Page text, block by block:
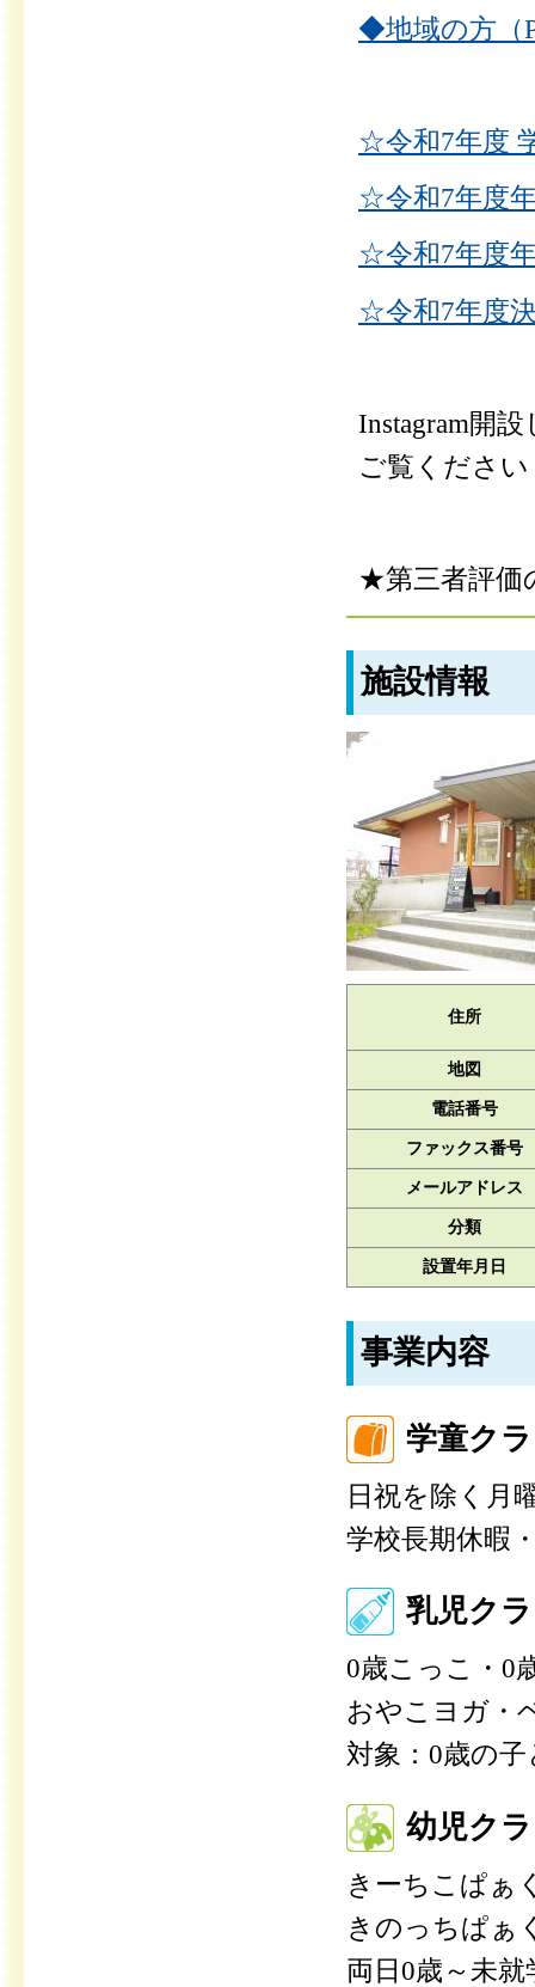
◆地域の方（
☆令和7年度
☆令和7年度
☆令和7年度
☆令和7年度
Instagram開
ご覧ください
★第三者評価
施設情報
住所
地図
電話番号
ファックス番号
メールアドレス
分類
設置年月日
事業内容
学童ク
日祝を除く月
学校長期休暇
乳児ク
0歳こっこ・0
おやこヨガ・
対象：0歳の
幼児ク
きーちこぱぁ
きのっちぱぁ
両日0歳～未